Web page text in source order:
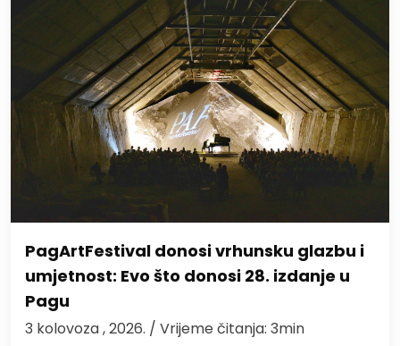
PagArtFestival donosi vrhunsku glazbu i
umjetnost: Evo što donosi 28. izdanje u
Pagu
3 kolovoza , 2026. / Vrijeme čitanja: 3min